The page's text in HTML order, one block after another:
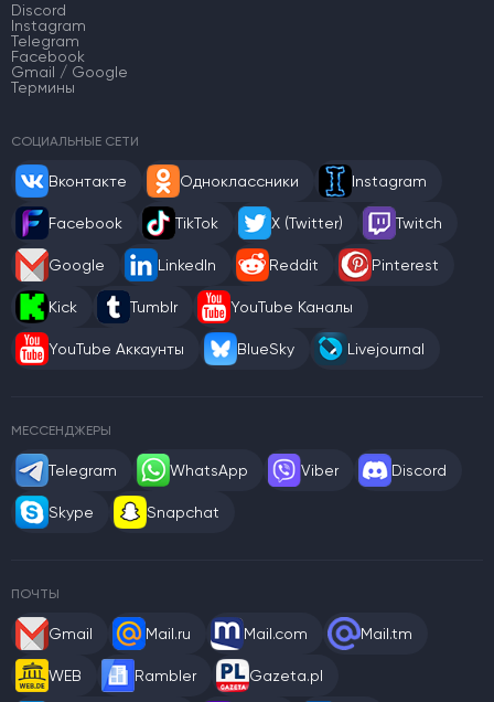
Discord
Instagram
Telegram
Facebook
Gmail / Google
Термины
СОЦИАЛЬНЫЕ СЕТИ
Вконтакте Одноклассники Instagram
Facebook TikTok X (Twitter) Twitch
Google LinkedIn Reddit Pinterest
Kick Tumblr YouTube Каналы
YouTube Аккаунты BlueSky Livejournal
МЕССЕНДЖЕРЫ
Telegram WhatsApp Viber Discord
Skype Snapchat
ПОЧТЫ
Gmail Mail.ru Mail.com Mail.tm
WEB Rambler Gazeta.pl